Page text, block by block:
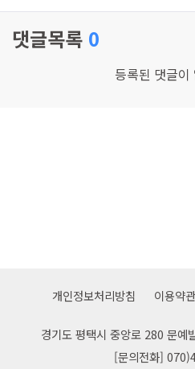
댓글목록 0
등록된 댓글이
개인정보처리방침 이용약관
경기도 평택시 중앙로 280 문예
[문의전화]